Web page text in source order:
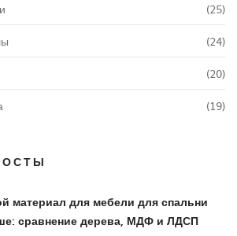
(25)
(24)
(20)
(19)
материал для мебели для спальни
сравнение дерева, МДФ и ЛДСП